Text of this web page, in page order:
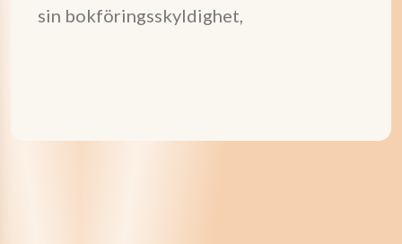
sin bokföringsskyldighet,